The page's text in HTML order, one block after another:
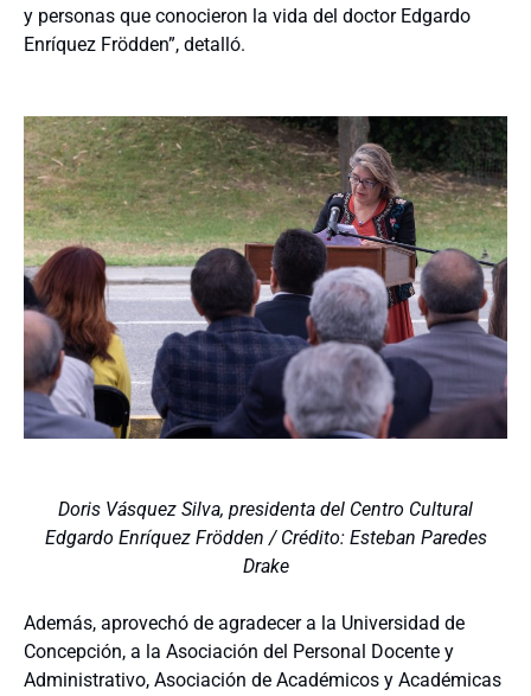
y personas que conocieron la vida del doctor Edgardo
Enríquez Frödden”, detalló.
Doris Vásquez Silva, presidenta del Centro Cultural
Edgardo Enríquez Frödden / Crédito: Esteban Paredes
Drake
Además, aprovechó de agradecer a la Universidad de
Concepción, a la Asociación del Personal Docente y
Administrativo, Asociación de Académicos y Académicas